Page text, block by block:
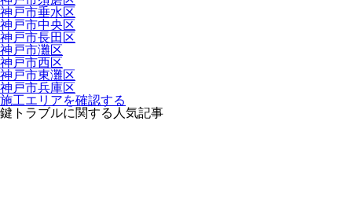
神戸市垂水区
神戸市中央区
神戸市長田区
神戸市灘区
神戸市西区
神戸市東灘区
神戸市兵庫区
施工エリアを確認する
鍵トラブルに関する人気記事